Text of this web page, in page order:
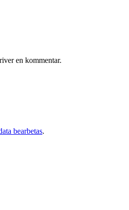
en kommentar.
bearbetas.